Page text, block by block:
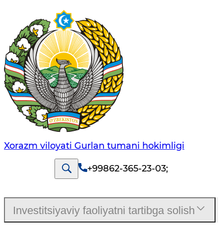
Xorazm viloyati Gurlan tumani hokimligi
+99862-365-23-03;
Investitsiyaviy faoliyatni tartibga solish